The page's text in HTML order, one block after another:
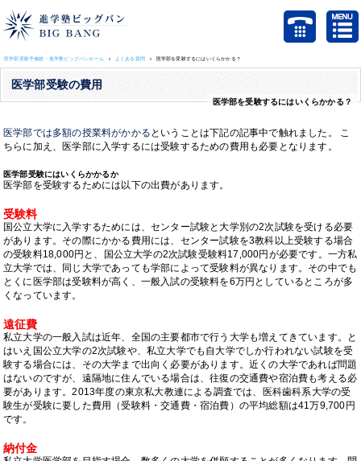
医学部受験予備校・進学塾ビッグバンホーム よくある質問 医学部を受験するにはいくらかかる？
医学部受験の費用
医学部を受験するにはいくらかかる？
医学部では多額の授業料がかかる ということは下記の記事中で触れました。 こ
ちらに加え、医学部に入学するには受験するための費用も必要となります。
医学部受験にはいくらかかるか
医学部を受験するためには以下の出費があります。
受験料
国公立大学に入学するためには、センター試験と大学別の2次試験を受ける必要
があります。その際にかかる費用には、センター試験を3教科以上受験する場合
の受験料18,000円と、国公立大学の2次試験受験料17,000円が必要です。一方私
立大学では、同じ大学であっても学部によって受験料が異なります。その中でも
とくに医学部は受験料が高く、一般入試の受験料を6万円としているところが多
くなっています。
遠征費
私立大学の一般入試は近年、全国の主要都市で行う大学も増えてきています。と
はいえ国公立大学の2次試験や、私立大学でも自大学でしか行われない試験を受
験する場合には、その大学まで出向く必要があります。近くの大学であれば問題
はないのですが、遠隔地に住んでいる場合は、往復の交通費や宿泊費も考える必
要があります。2013年度の東京私大教連による調査では、医科歯科系大学の受
験生が受験に要した費用（受験料・交通費・宿泊費）の平均総額は41万9,700円
です。
納付金